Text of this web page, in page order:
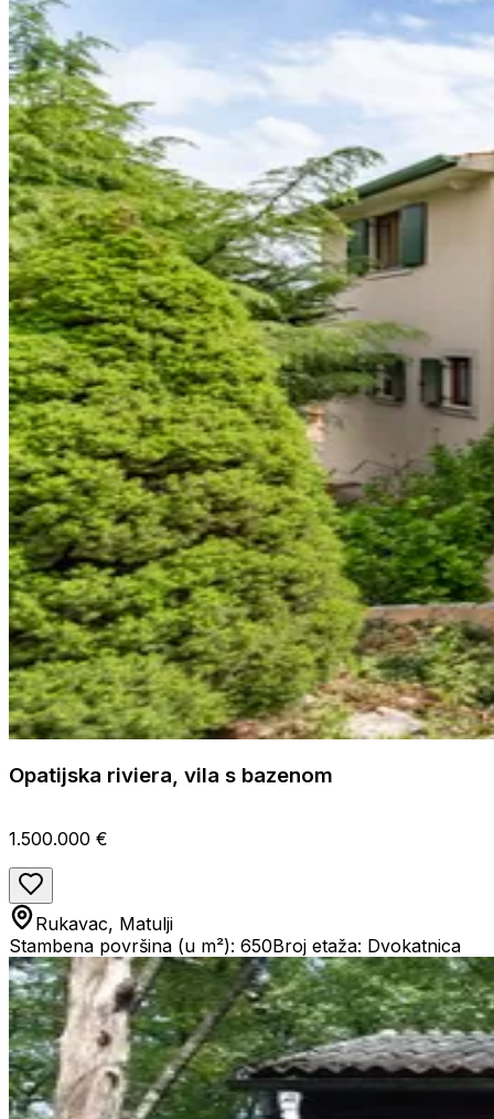
Opatijska riviera, vila s bazenom
1.500.000 €
Rukavac, Matulji
Stambena površina (u m²): 650Broj etaža: Dvokatnica